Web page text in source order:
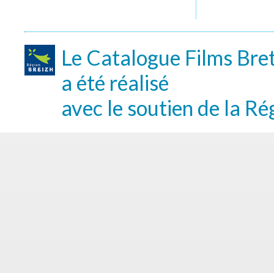
Le Catalogue Films
a été réalisé
avec le soutien de la